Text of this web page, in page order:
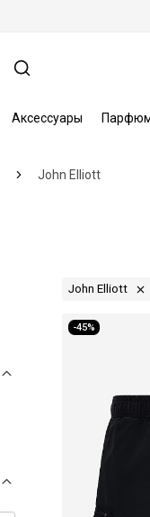
Аксессуары
John Elliott
John Elliott
-45%